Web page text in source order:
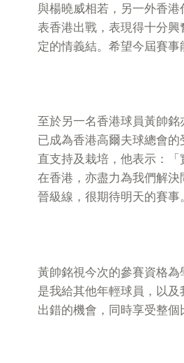
與楊曉威相若，另一外香
表香港出戰，表現得十分
定的情義結。希望今屆賽事
至於另一名香港球員黃帥
已成為香港高爾夫球總會
直支持及栽培，他表示：
在香港，亦盡力為我們解
晉級線，很期待明天的賽事
黃帥銘視今次的參賽資格
是我給其他年輕球員，以
出錯的機會，同時享受整個